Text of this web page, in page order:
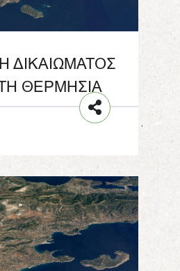
ΔΙΚΑΙΩΜΑΤΟΣ
ΘΕΡΜΗΣΙΑ